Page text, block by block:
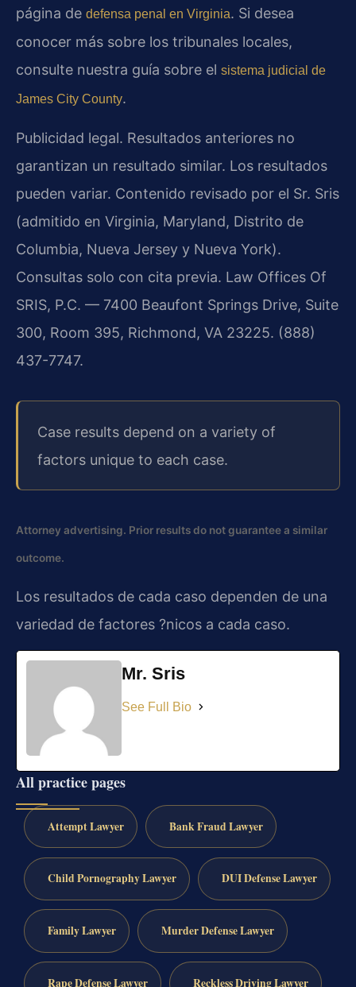
página de defensa penal en Virginia. Si desea
conocer más sobre los tribunales locales,
consulte nuestra guía sobre el sistema judicial de
James City County.
Publicidad legal. Resultados anteriores no
garantizan un resultado similar. Los resultados
pueden variar. Contenido revisado por el Sr. Sris
(admitido en Virginia, Maryland, Distrito de
Columbia, Nueva Jersey y Nueva York).
Consultas solo con cita previa. Law Offices Of
SRIS, P.C. — 7400 Beaufont Springs Drive, Suite
300, Room 395, Richmond, VA 23225. (888)
437-7747.
Case results depend on a variety of
factors unique to each case.
Attorney advertising. Prior results do not guarantee a similar
outcome.
Los resultados de cada caso dependen de una
variedad de factores ?nicos a cada caso.
Mr. Sris
See Full Bio
All practice pages
Attempt Lawyer Bank Fraud Lawyer
Child Pornography Lawyer DUI Defense Lawyer
Family Lawyer Murder Defense Lawyer
Rape Defense Lawyer Reckless Driving Lawyer